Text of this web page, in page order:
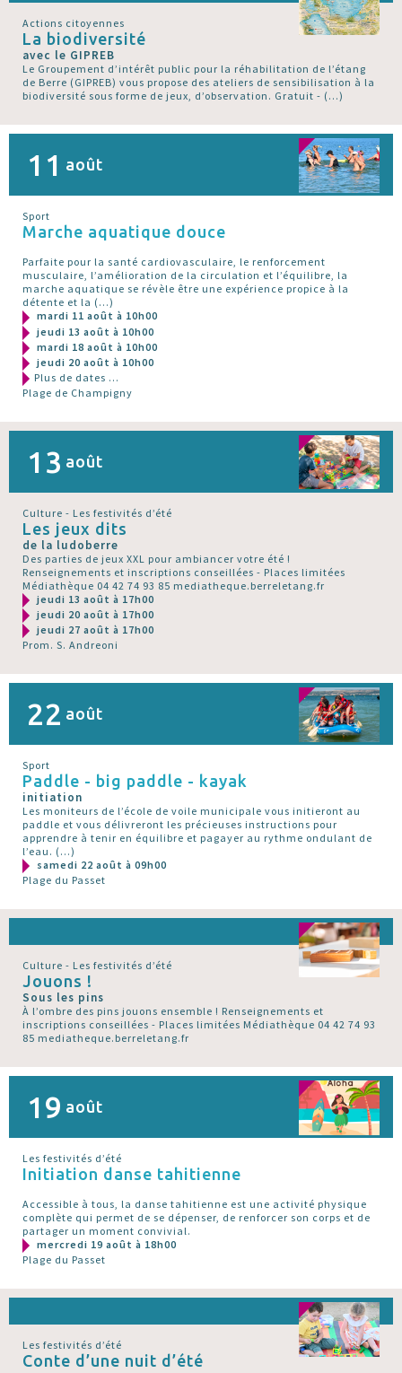
Actions citoyennes
La biodiversité
avec le GIPREB
Le Groupement d’intérêt public pour la réhabilitation de l’étang
de Berre (GIPREB) vous propose des ateliers de sensibilisation à la
biodiversité sous forme de jeux, d’observation. Gratuit - (…)
11 août
Sport
Marche aquatique douce
Parfaite pour la santé cardiovasculaire, le renforcement
musculaire, l’amélioration de la circulation et l’équilibre, la
marche aquatique se révèle être une expérience propice à la
détente et la (…)
mardi 11 août à 10h00
jeudi 13 août à 10h00
mardi 18 août à 10h00
jeudi 20 août à 10h00
Plus de dates ...
Plage de Champigny
13 août
Culture - Les festivités d’été
Les jeux dits
de la ludoberre
Des parties de jeux XXL pour ambiancer votre été !
Renseignements et inscriptions conseillées - Places limitées
Médiathèque 04 42 74 93 85 mediatheque.berreletang.fr
jeudi 13 août à 17h00
jeudi 20 août à 17h00
jeudi 27 août à 17h00
Prom. S. Andreoni
22 août
Sport
Paddle - big paddle - kayak
initiation
Les moniteurs de l’école de voile municipale vous initieront au
paddle et vous délivreront les précieuses instructions pour
apprendre à tenir en équilibre et pagayer au rythme ondulant de
l’eau. (…)
samedi 22 août à 09h00
Plage du Passet
Culture - Les festivités d’été
Jouons !
Sous les pins
À l’ombre des pins jouons ensemble ! Renseignements et
inscriptions conseillées - Places limitées Médiathèque 04 42 74 93
85 mediatheque.berreletang.fr
19 août
Les festivités d’été
Initiation danse tahitienne
Accessible à tous, la danse tahitienne est une activité physique
complète qui permet de se dépenser, de renforcer son corps et de
partager un moment convivial.
mercredi 19 août à 18h00
Plage du Passet
Les festivités d’été
Conte d’une nuit d’été